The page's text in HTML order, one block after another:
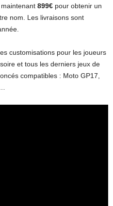
899€ pour obtenir un
nom. Les livraisons sont
customisations pour les joueurs
et tous les derniers jeux de
compatibles : Moto GP17,